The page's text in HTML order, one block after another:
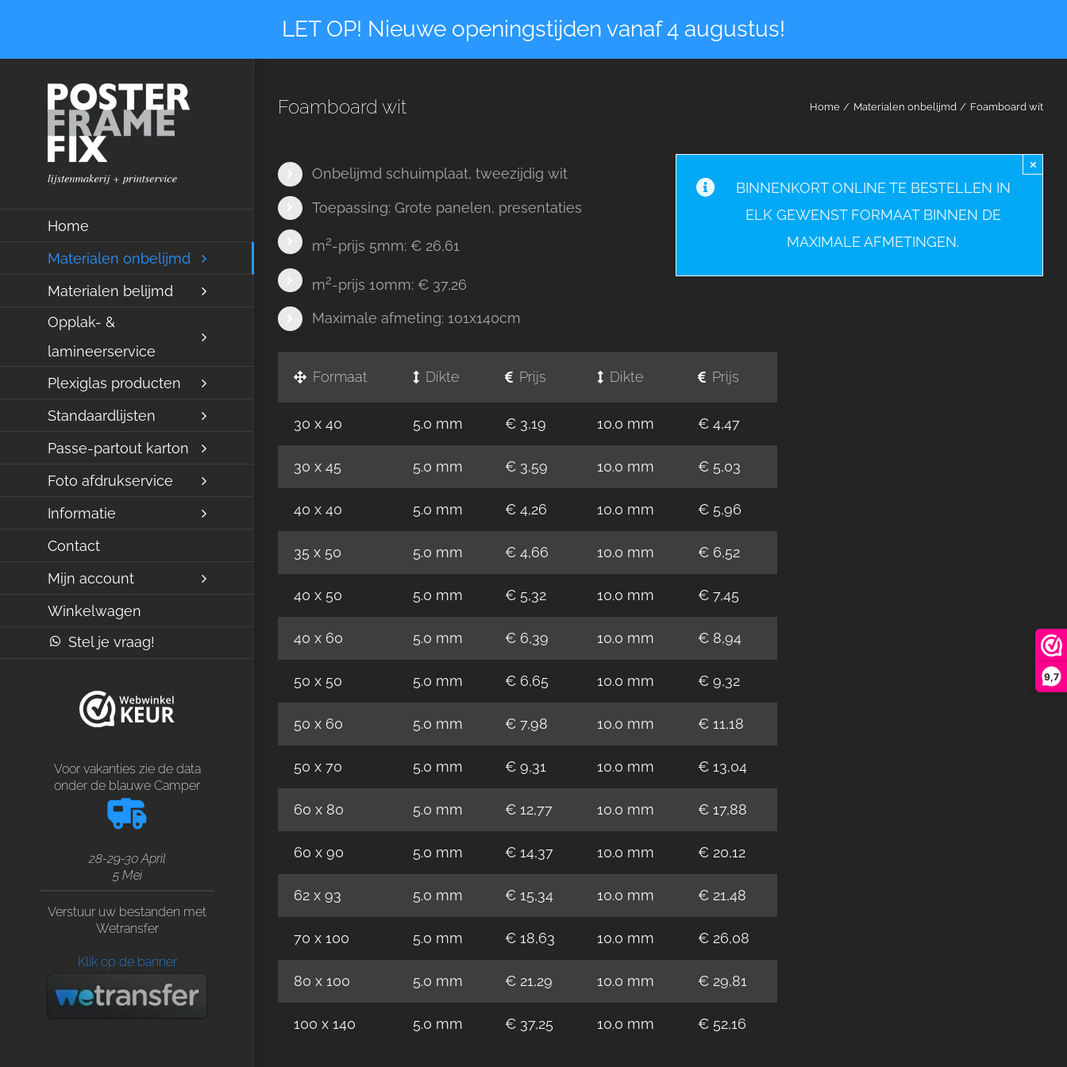
9,7
LET OP! Nieuwe openingstijden vanaf 4 augustus!
Home
Materialen onbelijmd
Materialen belijmd
Opplak- &
lamineerservice
Plexiglas producten
Standaardlijsten
Passe-partout karton
Foto afdrukservice
Informatie
Contact
Mijn account
Winkelwagen
Stel je vraag!
Voor vakanties zie de data
onder de blauwe Camper
28-29-30 April
5 Mei
Verstuur uw bestanden met
Wetransfer
Klik op de banner
Foamboard wit Home Materialen onbelijmd Foamboard wit
Onbelijmd schuimplaat, tweezijdig wit
Toepassing: Grote panelen, presentaties
m2-prijs 5mm: € 26,61
m2-prijs 10mm: € 37,26
Maximale afmeting: 101x140cm
BINNENKORT ONLINE TE BESTELLEN IN
ELK GEWENST FORMAAT BINNEN DE
MAXIMALE AFMETINGEN.
×
Formaat Dikte Prijs Dikte Prijs
30 x 40 5.0 mm € 3,19 10.0 mm € 4,47
30 x 45 5.0 mm € 3,59 10.0 mm € 5,03
40 x 40 5.0 mm € 4,26 10.0 mm € 5,96
35 x 50 5.0 mm € 4,66 10.0 mm € 6,52
40 x 50 5.0 mm € 5,32 10.0 mm € 7,45
40 x 60 5.0 mm € 6,39 10.0 mm € 8,94
50 x 50 5.0 mm € 6,65 10.0 mm € 9,32
50 x 60 5.0 mm € 7,98 10.0 mm € 11,18
50 x 70 5.0 mm € 9,31 10.0 mm € 13,04
60 x 80 5.0 mm € 12,77 10.0 mm € 17,88
60 x 90 5.0 mm € 14,37 10.0 mm € 20,12
62 x 93 5.0 mm € 15,34 10.0 mm € 21,48
70 x 100 5.0 mm € 18,63 10.0 mm € 26,08
80 x 100 5.0 mm € 21,29 10.0 mm € 29,81
100 x 140 5.0 mm € 37,25 10.0 mm € 52,16